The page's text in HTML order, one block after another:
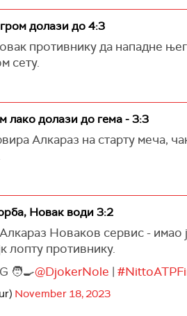
долази до 4:3
противнику да нападне
сету.
лако долази до гема - 3:3
Алкараз на старту меча,
Новак води 3:2
Новаков сервис -
лопту противнику.
🧑‍🍳@DjokerNole |
November 18, 2023